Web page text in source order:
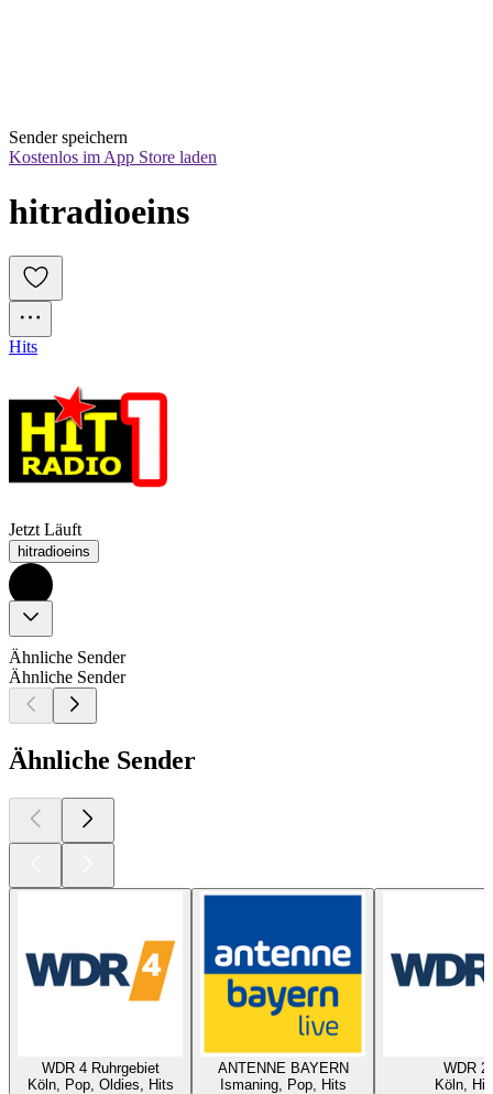
Sender speichern
Kostenlos im App Store laden
hitradioeins
Hits
Jetzt Läuft
hitradioeins
Ähnliche Sender
Ähnliche Sender
Ähnliche Sender
WDR 4 Ruhrgebiet
Köln, Pop, Oldies, Hits
ANTENNE BAYERN
Ismaning, Pop, Hits
WDR 2
Köln,